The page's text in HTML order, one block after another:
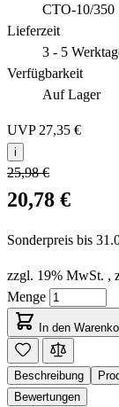
CTO-10/350
Lieferzeit
3 - 5
Verfügbarkeit
Auf Lager
UVP 27,35 €
i
25,98 €
20,78 €
Sonderpreis bis
zzgl. 19% MwSt. ,
Menge
In den
Beschreibung
Bewertungen